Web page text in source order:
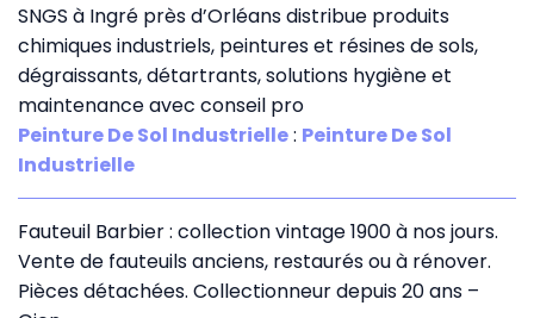
SNGS à Ingré près d’Orléans distribue produits
chimiques industriels, peintures et résines de sols,
dégraissants, détartrants, solutions hygiène et
maintenance avec conseil pro
Peinture De Sol Industrielle: Peinture De Sol
Industrielle
Fauteuil Barbier : collection vintage 1900 à nos jours.
Vente de fauteuils anciens, restaurés ou à rénover.
Pièces détachées. Collectionneur depuis 20 ans –